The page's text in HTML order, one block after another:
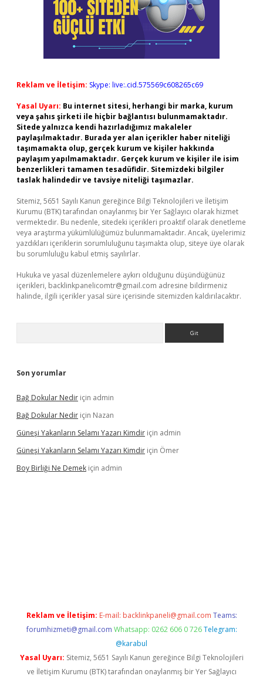
Reklam ve İletişim: Skype: live:.cid.575569c608265c69
Yasal Uyarı: Bu internet sitesi, herhangi bir marka, kurum
veya şahıs şirketi ile hiçbir bağlantısı bulunmamaktadır.
Sitede yalnızca kendi hazırladığımız makaleler
paylaşılmaktadır. Burada yer alan içerikler haber niteliği
taşımamakta olup, gerçek kurum ve kişiler hakkında
paylaşım yapılmamaktadır. Gerçek kurum ve kişiler ile isim
benzerlikleri tamamen tesadüfidir. Sitemizdeki bilgiler
taslak halindedir ve tavsiye niteliği taşımazlar.
Sitemiz, 5651 Sayılı Kanun gereğince Bilgi Teknolojileri ve İletişim
Kurumu (BTK) tarafından onaylanmış bir Yer Sağlayıcı olarak hizmet
vermektedir. Bu nedenle, sitedeki içerikleri proaktif olarak denetleme
veya araştırma yükümlülüğümüz bulunmamaktadır. Ancak, üyelerimiz
yazdıkları içeriklerin sorumluluğunu taşımakta olup, siteye üye olarak
bu sorumluluğu kabul etmiş sayılırlar.
Hukuka ve yasal düzenlemelere aykırı olduğunu düşündüğünüz
içerikleri, backlinkpanelicomtr@gmail.com adresine bildirmeniz
halinde, ilgili içerikler yasal süre içerisinde sitemizden kaldırılacaktır.
Son yorumlar
Bağ Dokular Nedir için admin
Bağ Dokular Nedir için Nazan
Güneşi Yakanların Selamı Yazarı Kimdir için admin
Güneşi Yakanların Selamı Yazarı Kimdir için Ömer
Boy Birliği Ne Demek için admin
Reklam ve İletişim: E-mail: backlinkpaneli@gmail.com Teams:
forumhizmeti@gmail.com Whatsapp: 0262 606 0 726 Telegram:
@karabul
Yasal Uyarı: Sitemiz, 5651 Sayılı Kanun gereğince Bilgi Teknolojileri
ve İletişim Kurumu (BTK) tarafından onaylanmış bir Yer Sağlayıcı